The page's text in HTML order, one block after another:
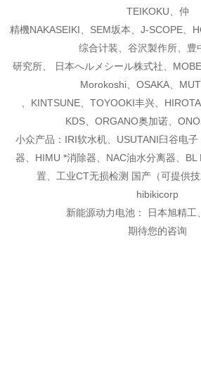
TEIKOKU、仲
精機NAKASEIKI、SEM坂本、J-SCOPE、
综合计装、谷沢製作所、豊
研究所、 日本へルメシール株式社、
Morokoshi、OSAKA、
、KINTSUNE、TOYOOKI丰兴、
KDS、ORGANO奥加诺、
小众产品：IRI软水机、USUTANI臼谷电
器、HIMU *消除器、NAC油水分离器、BL
置、工业CT无损检测 国产（可提供技
hibikicorp
新能源动力电池： 日本旭精工
期待您的咨询